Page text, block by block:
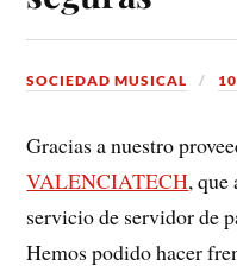
SOCIEDAD MUSICAL
Gracias a nuestro
VALENCIATECH, que
servicio de servidor de
Hemos podido hacer